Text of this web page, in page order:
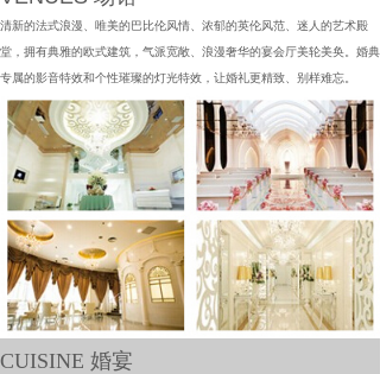
清新的法式浪漫、唯美的巴比伦风情、浓郁的英伦风范、迷人的艺术殿
堂，拥有典雅的欧式建筑，气派宽敞、浪漫奢华的宴会厅美轮美奂。婚典
专属的影音特效和个性璀璨的灯光特效，让婚礼更精致、别样难忘。
CUISINE 婚宴